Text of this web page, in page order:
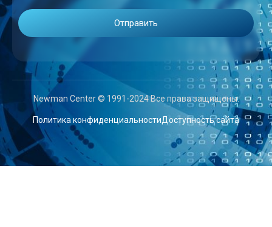
Newman Center © 1991-2024 Все права защищены.
Политика конфиденциальностиДоступность сайта